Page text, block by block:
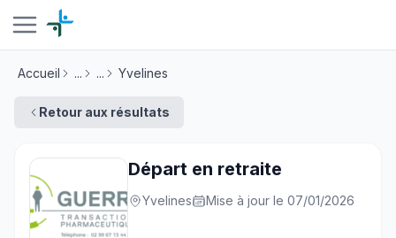
Accueil ... ... Yvelines
Retour aux résultats
Départ en retraite
Yvelines Mise à jour le 07/01/2026